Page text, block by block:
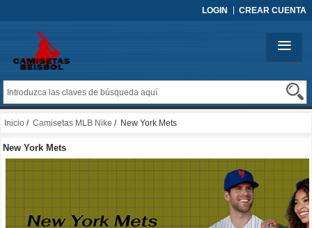
LOGIN CREAR CUENTA
Inicio / Camisetas MLB Nike / New York Mets
New York Mets